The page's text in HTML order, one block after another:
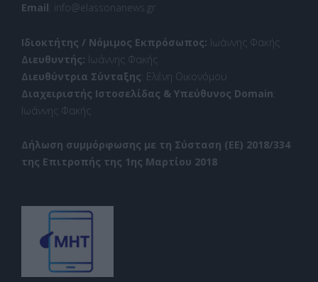
Email: info@elassonanews.gr
Ιδιοκτήτης / Νόμιμος Εκπρόσωπος: Ιωάννης Φακής
Διευθυντής: Ιωάννης Φακής
Διευθύντρια Σύνταξης: Ελένη Οικονόμου
Διαχειριστής Ιστοσελίδας & Υπεύθυνος Domain:
Ιωάννης Φακής
Δήλωση συμμόρφωσης με τη Σύσταση (ΕΕ) 2018/334
της Επιτροπής της 1ης Μαρτίου 2018